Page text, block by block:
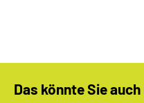
Das könnte Sie